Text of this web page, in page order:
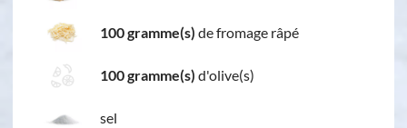
100 gramme(s) de fromage râpé
100 gramme(s) d'olive(s)
sel